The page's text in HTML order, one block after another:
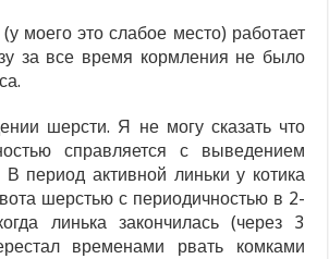
моего это слабое место) работает
за все время кормления не было
шерсти. Я не могу сказать что
справляется с выведением
период активной линьки у котика
шерстью с периодичностью в 2-
линька закончилась (через 3
временами рвать комками